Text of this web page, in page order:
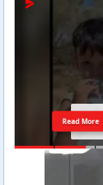
Read More